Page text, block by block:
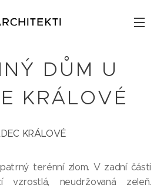
DŮM U
KRÁLOVÉ
KRÁLOVÉ
terénní zlom. V zadní části
vzrostlá, neudržovaná zeleň.